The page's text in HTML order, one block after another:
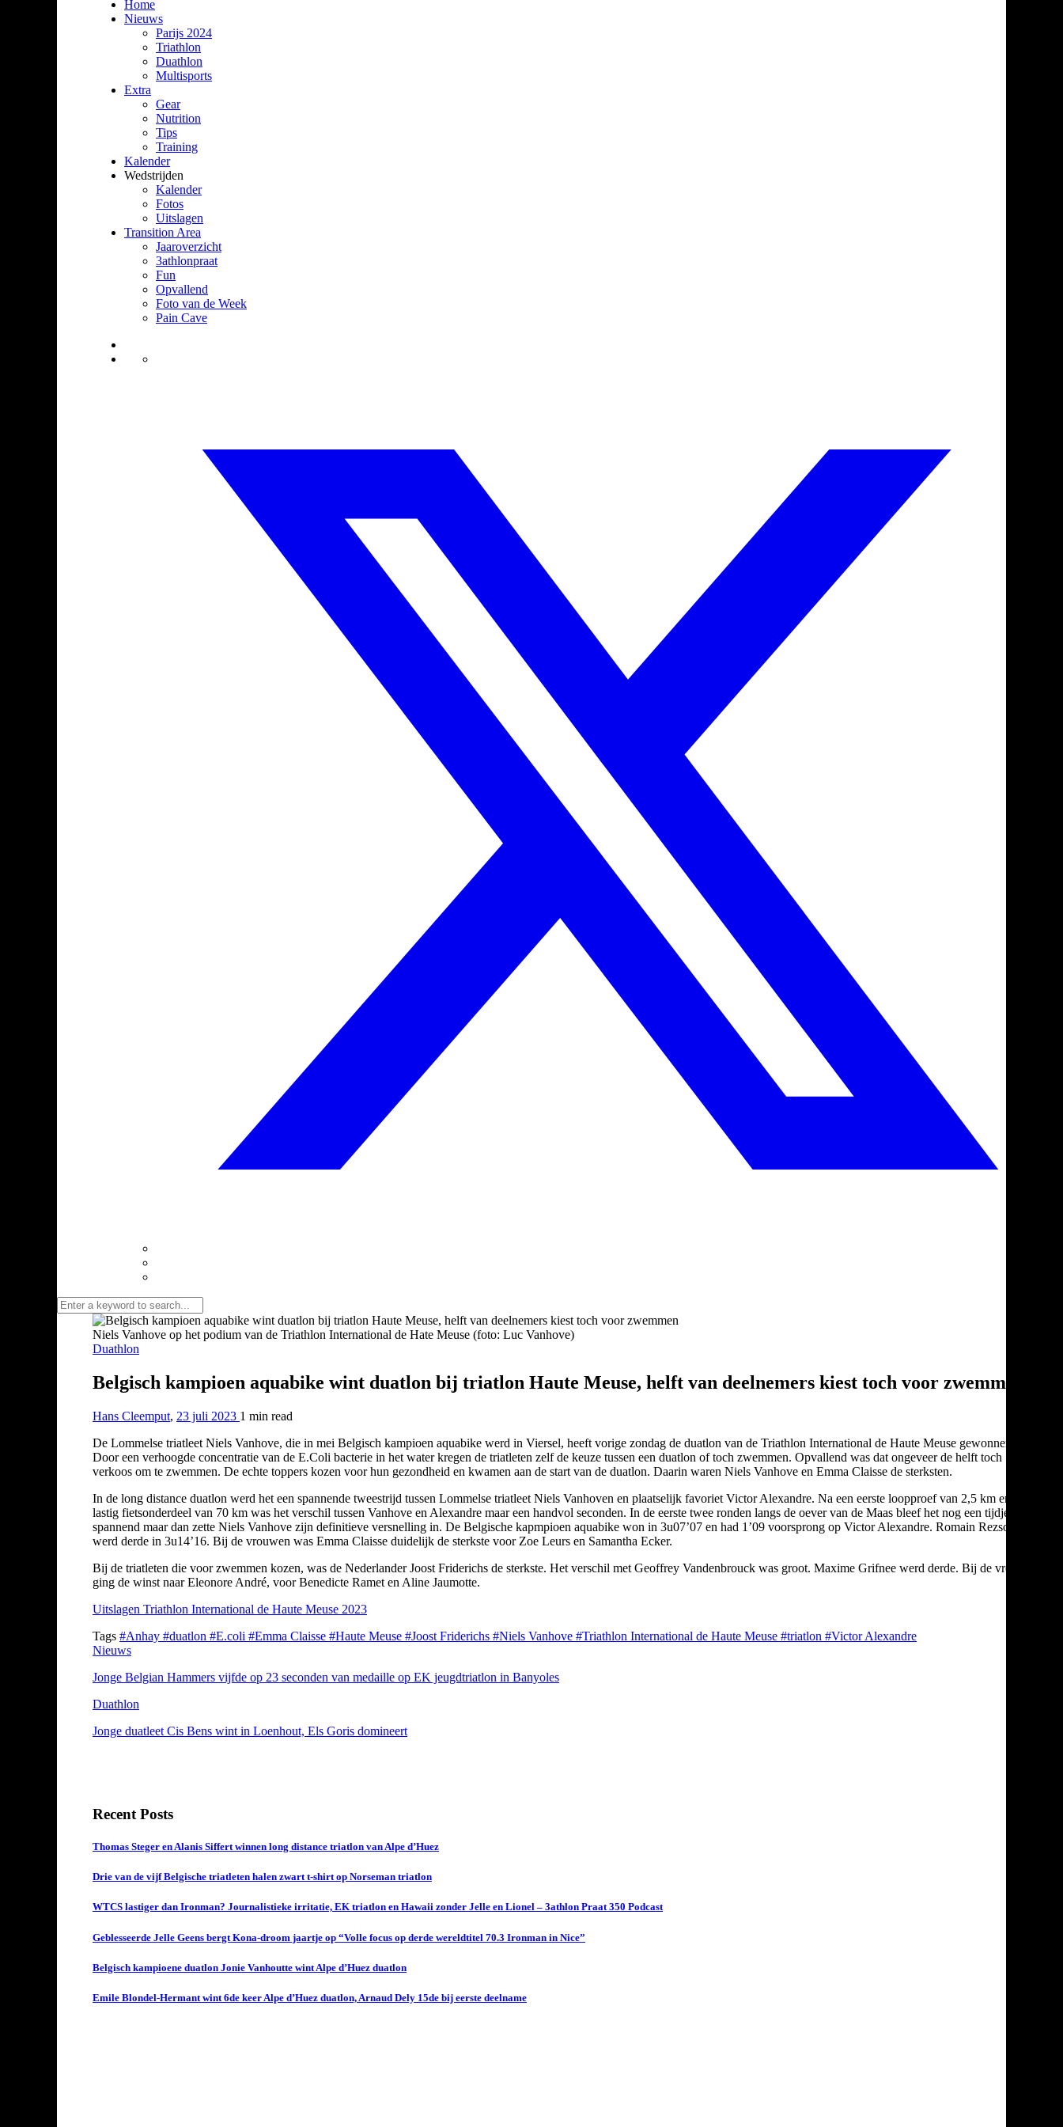
Home
Nieuws
Parijs 2024
Triathlon
Duathlon
Multisports
Extra
Gear
Nutrition
Tips
Training
Kalender
Wedstrijden
Kalender
Fotos
Uitslagen
Transition Area
Jaaroverzicht
3athlonpraat
Fun
Opvallend
Foto van de Week
Pain Cave
Niels Vanhove op het podium van de Triathlon International de Hate Meuse (foto: Luc Vanhove)
Duathlon
Belgisch kampioen aquabike wint duatlon bij triatlon Haute Meuse, helft van deelnemers kiest toch voor zwemmen
Hans Cleemput, 23 juli 2023 1 min read
De Lommelse triatleet Niels Vanhove, die in mei Belgisch kampioen aquabike werd in Viersel, heeft vorige zondag de duatlon van de Triathlon International de Haute Meuse gewonnen.
Door een verhoogde concentratie van de E.Coli bacterie in het water kregen de triatleten zelf de keuze tussen een duatlon of toch zwemmen. Opvallend was dat ongeveer de helft toch
verkoos om te zwemmen. De echte toppers kozen voor hun gezondheid en kwamen aan de start van de duatlon. Daarin waren Niels Vanhove en Emma Claisse de sterksten.
In de long distance duatlon werd het een spannende tweestrijd tussen Lommelse triatleet Niels Vanhoven en plaatselijk favoriet Victor Alexandre. Na een eerste loopproef van 2,5 km en een
lastig fietsonderdeel van 70 km was het verschil tussen Vanhove en Alexandre maar een handvol seconden. In de eerste twee ronden langs de oever van de Maas bleef het nog een tijdje
spannend maar dan zette Niels Vanhove zijn definitieve versnelling in. De Belgische kapmpioen aquabike won in 3u07’07 en had 1’09 voorsprong op Victor Alexandre. Romain Rezsohazy
werd derde in 3u14’16. Bij de vrouwen was Emma Claisse duidelijk de sterkste voor Zoe Leurs en Samantha Ecker.
Bij de triatleten die voor zwemmen kozen, was de Nederlander Joost Friderichs de sterkste. Het verschil met Geoffrey Vandenbrouck was groot. Maxime Grifnee werd derde. Bij de vrouwen
ging de winst naar Eleonore André, voor Benedicte Ramet en Aline Jaumotte.
Uitslagen Triathlon International de Haute Meuse 2023
Tags #Anhay #duatlon #E.coli #Emma Claisse #Haute Meuse #Joost Friderichs #Niels Vanhove #Triathlon International de Haute Meuse #triatlon #Victor Alexandre
Nieuws
Jonge Belgian Hammers vijfde op 23 seconden van medaille op EK jeugdtriatlon in Banyoles
Duathlon
Jonge duatleet Cis Bens wint in Loenhout, Els Goris domineert
Recent Posts
Thomas Steger en Alanis Siffert winnen long distance triatlon van Alpe d’Huez
Drie van de vijf Belgische triatleten halen zwart t-shirt op Norseman triatlon
WTCS lastiger dan Ironman? Journalistieke irritatie, EK triatlon en Hawaii zonder Jelle en Lionel – 3athlon Praat 350 Podcast
Geblesseerde Jelle Geens bergt Kona-droom jaartje op “Volle focus op derde wereldtitel 70.3 Ironman in Nice”
Belgisch kampioene duatlon Jonie Vanhoutte wint Alpe d’Huez duatlon
Emile Blondel-Hermant wint 6de keer Alpe d’Huez duatlon, Arnaud Dely 15de bij eerste deelname